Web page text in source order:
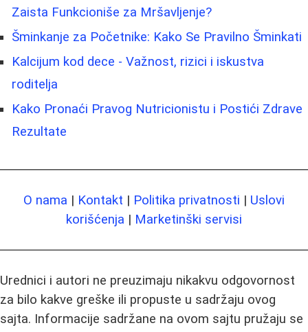
Zaista Funkcioniše za Mršavljenje?
Šminkanje za Početnike: Kako Se Pravilno Šminkati
Kalcijum kod dece - Važnost, rizici i iskustva
roditelja
Kako Pronaći Pravog Nutricionistu i Postići Zdrave
Rezultate
O nama | Kontakt | Politika privatnosti | Uslovi
korišćenja | Marketinški servisi
Urednici i autori ne preuzimaju nikakvu odgovornost
za bilo kakve greške ili propuste u sadržaju ovog
sajta. Informacije sadržane na ovom sajtu pružaju se